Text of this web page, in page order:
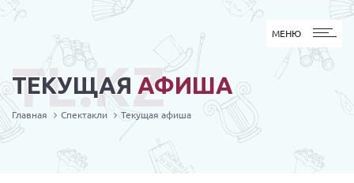
МЕНЮ
МЕНЮ
ТЕКУЩАЯ АФИША
TL.KZ
Главная Спектакли Текущая афиша